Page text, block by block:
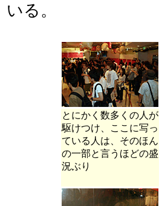
いる。
とにかく数多くの人が
駆けつけ、ここに写っ
ている人は、そのほん
の一部と言うほどの盛
況ぶり